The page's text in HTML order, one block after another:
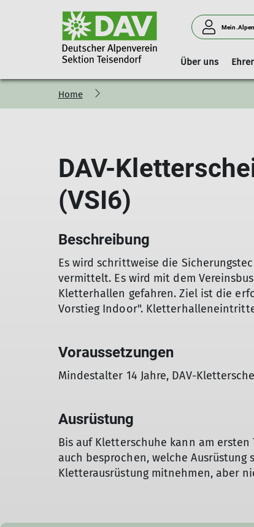
Über uns
Vorstand Geschäftsstelle
Vorstandschaft
Hinweise
Boulderhalle Teisendorf
Home
DAV-
(VSI6)
Beschreibung
Es wird schrittweise die
vermittelt. Es wird mit dem
Kletterhallen gefahren. Ziel ist die
Vorstieg Indoor".
Voraussetzungen
Mindestalter 14 Jahre, DAV-
Ausrüstung
Bis auf Kletterschuhe kann am
auch besprochen, welche
Kletterausrüstung mitnehmen, aber